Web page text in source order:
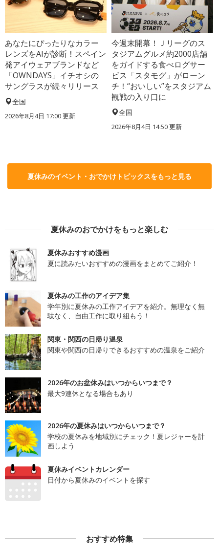
あなたにぴったりなカラー
レンズをAIが診断！スペイン
発アイウェアブランドなど
「OWNDAYS」イチオシの
サングラスが続々リリース
全国
2026年8月4日 17:00更新
今週末開幕！Ｊリーグのス
タジアムグルメ約2000店舗
をガイドする食べログサー
ビス「スタモグ」がローン
チ！“おいしい”をスタジアム
観戦の入り口に
全国
2026年8月4日 14:50更新
夏休みのイベント・おでかけトピックスをもっと見る
夏休みのおでかけをもっと楽しむ
夏休みおすすめ漫画
夏に読みたいおすすめの漫画をまとめてご紹介！
夏休みの工作のアイデア集
学年別に夏休みの工作アイデアを紹介。無理なく無
駄なく、自由工作に取り組もう！
関東・関西の日帰り温泉
関東や関西の日帰りできるおすすめの温泉をご紹介
2026年のお盆休みはいつからいつまで？
最大9連休となる場合もあり
2026年の夏休みはいつからいつまで？
学校の夏休みを地域別にチェック！夏レジャーを計
画しよう
夏休みイベントカレンダー
日付から夏休みのイベントを探す
おすすめ特集